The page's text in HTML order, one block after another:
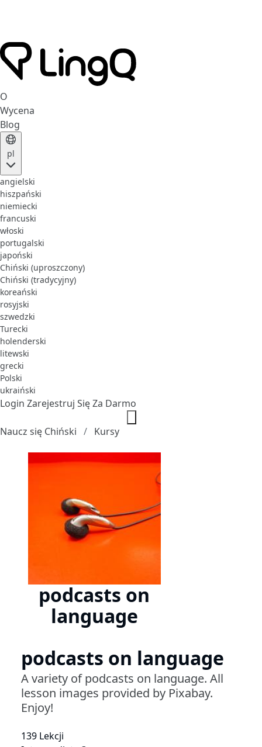
O
Wycena
Blog
pl
angielski
hiszpański
niemiecki
francuski
włoski
portugalski
japoński
Chiński (uproszczony)
Chiński (tradycyjny)
koreański
rosyjski
szwedzki
Turecki
holenderski
litewski
grecki
Polski
ukraiński
Login Zarejestruj Się Za Darmo
Naucz się Chiński Kursy
podcasts on
language
podcasts on language
A variety of podcasts on language. All
lesson images provided by Pixabay.
Enjoy!
139 Lekcji